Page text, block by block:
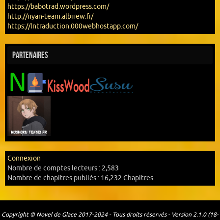
https://babotrad.wordpress.com/
http://nyan-team.albirew.fr/
https://lntraduction.000webhostapp.com/
Partenaires
Connexion
Nombre de comptes lecteurs : 2,583
Nombre de chapitres publiés : 16,232 Chapitres
Copyright © Novel de Glace 2017-2024 - Tous droits réservés - Version 2.1.0 (18-